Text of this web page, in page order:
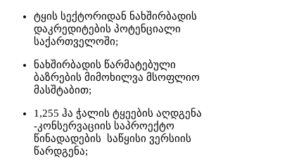
ტყის სექტორიდან ნახშირბადის
დაკრედიტების პოტენციალი
საქართველოში;
ნახშირბადის წარმატებული
ბაზრების მიმოხილვა მსოფლიო
მასშტაბით;
1,255 ჰა ჭალის ტყეების აღდგენა
-კონსერვაციის საპროექტო
წინადადების საწყისი ვერსიის
წარდგენა;